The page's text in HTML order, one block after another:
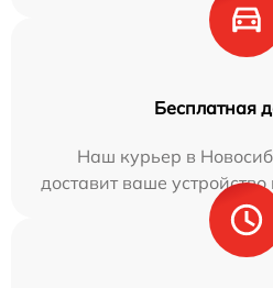
Бесплатная
Наш курьер в
доставит ваше